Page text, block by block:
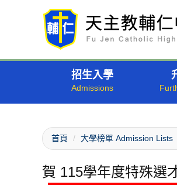
招生入學
首頁 大學榜單 Admission Lists
賀 115學年度特殊選